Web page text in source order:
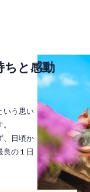
ちと感動
いう思い
、日頃か
良の１日